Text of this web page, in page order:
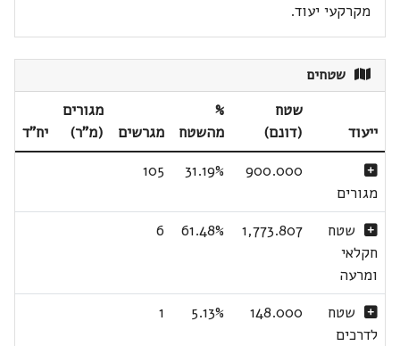
מקרקעי יעוד.
שטחים
ייעוד
שטח
(דונם)
%
מהשטח
מגרשים
מגורים
(מ"ר)
יח"ד
מגורים
900.000
31.19%
105
שטח
חקלאי
ומרעה
1,773.807
61.48%
6
שטח
לדרכים
148.000
5.13%
1